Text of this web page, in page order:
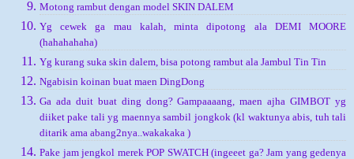
Motong rambut dengan model SKIN DALEM
Yg cewek ga mau kalah, minta dipotong ala DEMI MOORE
(hahahahaha)
Yg kurang suka skin dalem, bisa potong rambut ala Jambul Tin Tin
Ngabisin koinan buat maen DingDong
Ga ada duit buat ding dong? Gampaaaang, maen ajha GIMBOT yg
diiket pake tali yg maennya sambil jongkok (kl waktunya abis, tuh tali
ditarik ama abang2nya..wakakaka )
Pake jam jengkol merek POP SWATCH (ingeeet ga? Jam yang gedenya